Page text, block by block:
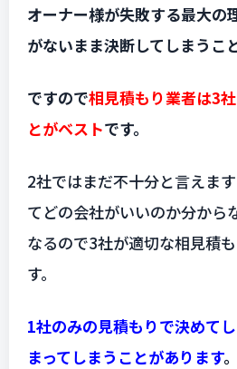
オーナー様が失敗する最大の
がないまま決断してしまうこと
ですので相見積もり業者は3
とがベストです。
2社ではまだ不十分と言えま
てどの会社がいいのか分から
なるので3社が適切な相見積
す。
1社のみの見積もりで決めて
まってしまうことがあります。